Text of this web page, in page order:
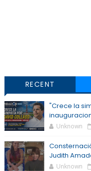
RECENT
"Crece la
Unknown
Judith
Unknown